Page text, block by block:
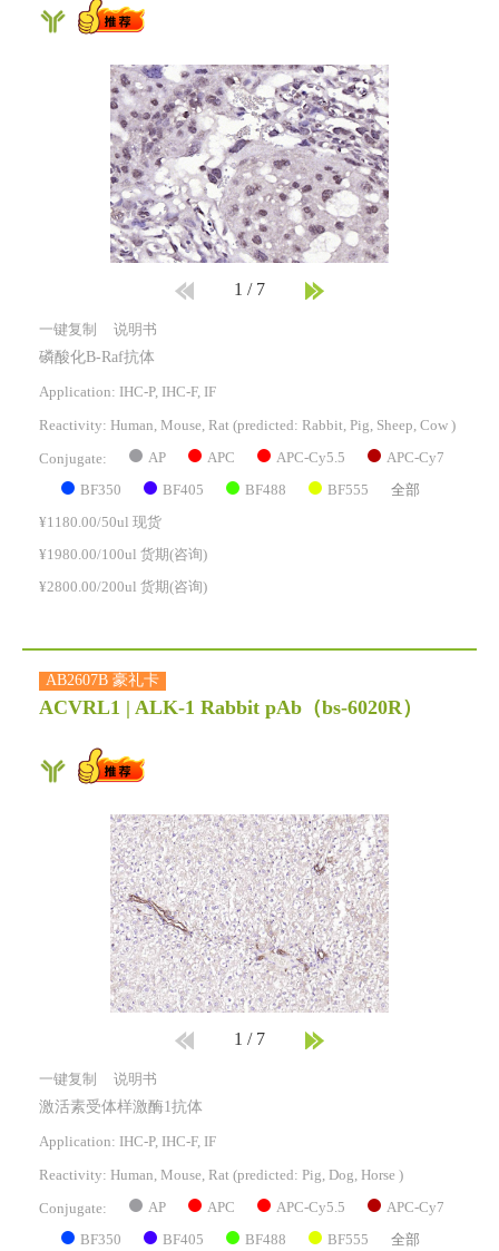
1 / 7
一键复制 说明书
磷酸化B-Raf抗体
Application: IHC-P, IHC-F, IF
Reactivity: Human, Mouse, Rat (predicted: Rabbit, Pig, Sheep, Cow )
Conjugate: AP APC APC-Cy5.5 APC-Cy7
BF350 BF405 BF488 BF555 全部
¥1180.00/50ul 现货
¥1980.00/100ul 货期(咨询)
¥2800.00/200ul 货期(咨询)
AB2607B 豪礼卡
ACVRL1 | ALK-1 Rabbit pAb （bs-6020R）
1 / 7
一键复制 说明书
激活素受体样激酶1抗体
Application: IHC-P, IHC-F, IF
Reactivity: Human, Mouse, Rat (predicted: Pig, Dog, Horse )
Conjugate: AP APC APC-Cy5.5 APC-Cy7
BF350 BF405 BF488 BF555 全部